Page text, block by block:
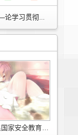
在发展中固安全，在安全中谋发展——论学习贯彻党的二十届四中全会精神 »
澳门全民国家安全教育系列活动开幕